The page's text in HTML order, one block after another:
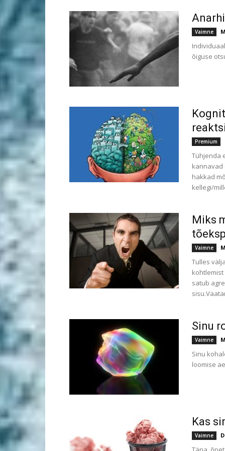
Vaimne
õiguse
Premium
Tühjenda
kannavad
hakkad
kellegi/
Miks
Vaimne
Tulles
satub
Sinu
Vaimne
Sinu
loomise
Kas
Vaimne